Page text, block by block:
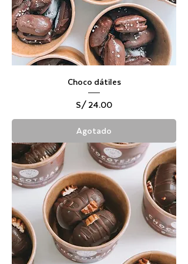
Choco dátiles
Precio
S/ 24.00
Agotado